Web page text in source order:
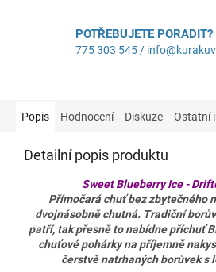
POTŘEBUJETE PORADIT?
775 303 545 /
Popis Hodnocení Diskuze Ostatní
Detailní popis produktu
Sweet Blueberry Ice -
Přímočará chuť bez zbytečného
dvojnásobně chutná. Tradiční
patří, tak přesně to nabídne příchuť
chuťové pohárky na příjemně
čerstvě natrhaných borůvek s